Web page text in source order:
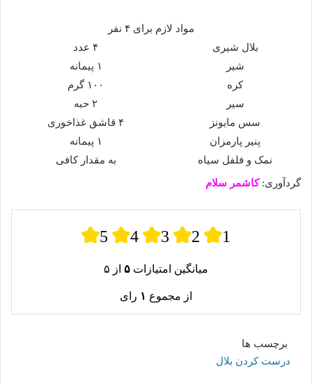
مواد لازم برای ۴ نفر
بلال شیری
۴ عدد
شیر
۱ پیمانه
کره
۱۰۰ گرم
سیر
۲ حبه
سس مایونز
۴ قاشق غذاخوری
پنیر پارمزان
۱ پیمانه
نمک و فلفل سیاه
به مقدار کافی
گردآوری: کاشمر سلام
5 4 3 2 1
میانگین امتیازات ۵ از ۵
از مجموع ۱ رای
برچسب ها
درست کردن بلال